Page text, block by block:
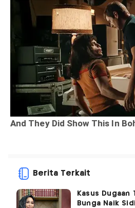
Berita Terkait
Kasus Dugaan
Bunga Naik